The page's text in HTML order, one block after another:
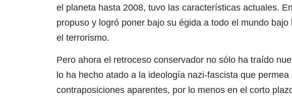
el planeta hasta 2008, tuvo las características actuales.
propuso y logró poner bajo su égida a todo el mundo
el terrorismo.
Pero ahora el retroceso conservador no sólo ha traído
lo ha hecho atado a la ideología nazi-fascista que
contraposiciones aparentes, por lo menos en el corto